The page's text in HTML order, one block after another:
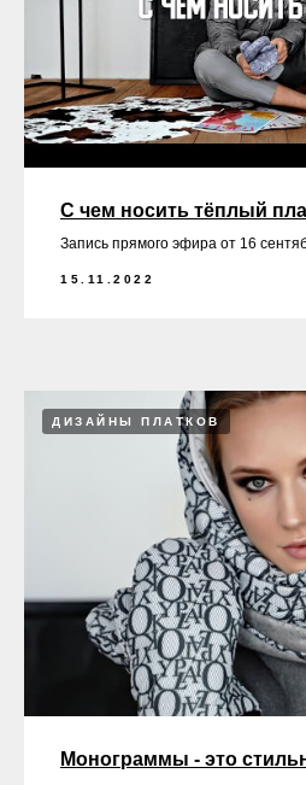
С чем носить тёплый
Запись прямого эфира от 16
15.11.2022
ДИЗАЙНЫ ПЛАТКОВ
Монограммы - это